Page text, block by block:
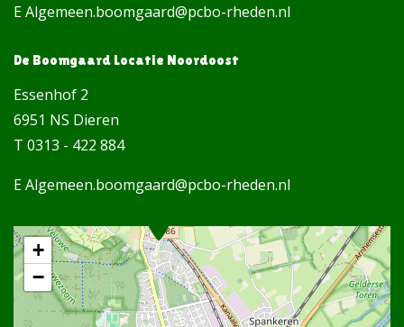
E Algemeen.boomgaard@pcbo-rheden.nl
De Boomgaard Locatie Noordoost
Essenhof 2
6951 NS Dieren
T 0313 - 422 884
E Algemeen.boomgaard@pcbo-rheden.nl
+
−